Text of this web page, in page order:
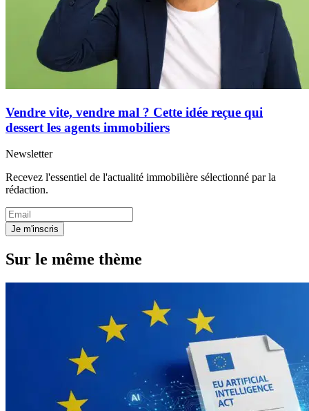
Vendre vite, vendre mal ? Cette idée reçue qui
dessert les agents immobiliers
Newsletter
Recevez l'essentiel de l'actualité immobilière sélectionné par la
rédaction.
Je m'inscris
Sur le même thème